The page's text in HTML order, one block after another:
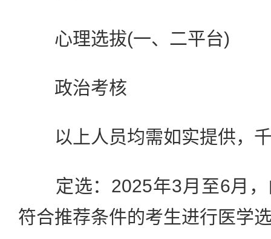
心理选拔(一、二平台)
政治考核
以上人员均需如实提供，千
定选：2025年3月至6月，
符合推荐条件的考生进行医学